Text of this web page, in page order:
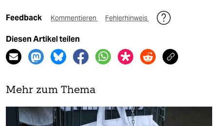
Feedback Kommentieren Fehlerhinweis
Diesen Artikel teilen
Mehr zum Thema